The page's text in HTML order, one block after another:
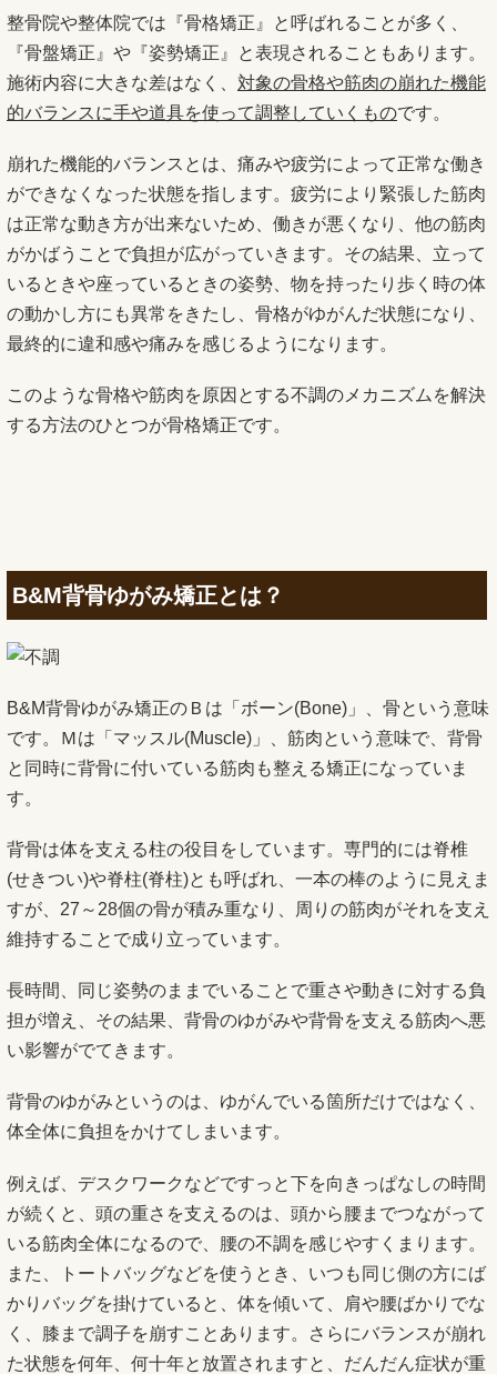
整骨院や整体院では『骨格矯正』と呼ばれることが多く、
『骨盤矯正』や『姿勢矯正』と表現されることもあります。
施術内容に大きな差はなく、 対象の骨格や筋肉の崩れた機能
的バランスに手や道具を使って調整していくものです。
崩れた機能的バランスとは、痛みや疲労によって正常な働き
ができなくなった状態を指します。疲労により緊張した筋肉
は正常な動き方が出来ないため、働きが悪くなり、他の筋肉
がかばうことで負担が広がっていきます。その結果、立って
いるときや座っているときの姿勢、物を持ったり歩く時の体
の動かし方にも異常をきたし、骨格がゆがんだ状態になり、
最終的に違和感や痛みを感じるようになります。
このような骨格や筋肉を原因とする不調のメカニズムを解決
する方法のひとつが骨格矯正です。
B&M背骨ゆがみ矯正とは？
B&M背骨ゆがみ矯正のＢは「ボーン(Bone)」、骨という意味
です。Ｍは「マッスル(Muscle)」、筋肉という意味で、背骨
と同時に背骨に付いている筋肉も整える矯正になっていま
す。
背骨は体を支える柱の役目をしています。専門的には脊椎
(せきつい)や脊柱(脊柱)とも呼ばれ、一本の棒のように見えま
すが、27～28個の骨が積み重なり、周りの筋肉がそれを支え
維持することで成り立っています。
長時間、同じ姿勢のままでいることで重さや動きに対する負
担が増え、その結果、背骨のゆがみや背骨を支える筋肉へ悪
い影響がでてきます。
背骨のゆがみというのは、ゆがんでいる箇所だけではなく、
体全体に負担をかけてしまいます。
例えば、デスクワークなどですっと下を向きっぱなしの時間
が続くと、頭の重さを支えるのは、頭から腰までつながって
いる筋肉全体になるので、腰の不調を感じやすくまります。
また、トートバッグなどを使うとき、いつも同じ側の方にば
かりバッグを掛けていると、体を傾いて、肩や腰ばかりでな
く、膝まで調子を崩すことあります。さらにバランスが崩れ
た状態を何年、何十年と放置されますと、だんだん症状が重